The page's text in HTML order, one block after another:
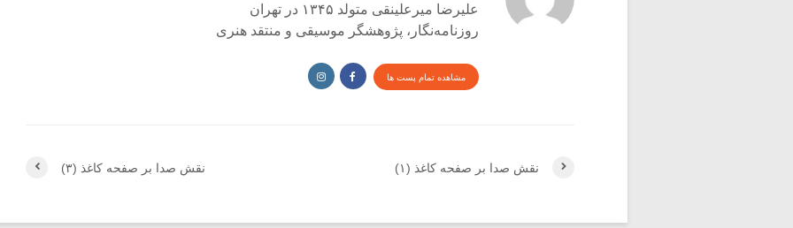
علیرضا میرعلینقی متولد ۱۳۴۵ در تهران
روزنامه‌نگار، پژوهشگر موسیقی و منتقد هنری
مشاهده تمام پست ها
نقش صدا بر صفحه کاغذ (۳) نقش صدا بر صفحه کاغذ (۱)